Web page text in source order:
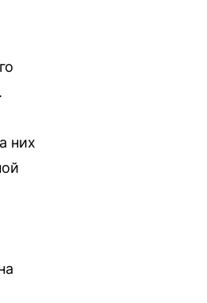
них